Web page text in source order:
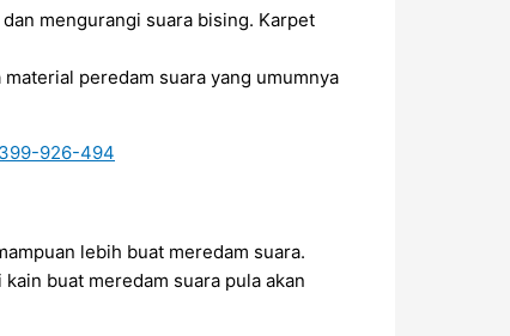
mengurangi suara bising. Karpet
peredam suara yang umumnya
lebih buat meredam suara.
buat meredam suara pula akan